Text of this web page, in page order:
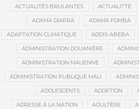
ACTUALITÉS BRULANTES ACTUALITTÉ
ADAMA DIARRA ADAMA FOMBA
ADAPTATION CLIMATIQUE ADDIS-ABEBA
ADMINISTRATION DOUANIÈRE
ADMINISTRATION MALIENNE
ADMINISTRATION PUBLIQUE MALI
ADOLESCENTS ADOPTION
ADRESSE À LA NATION ADULTÈRE